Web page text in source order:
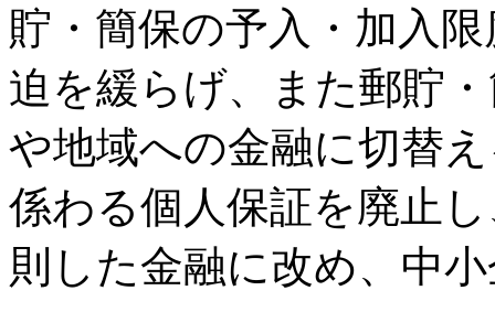
貯・簡保の予入・加入
迫を緩らげ、また郵貯
や地域への金融に切替
係わる個人保証を廃止
則した金融に改め、中